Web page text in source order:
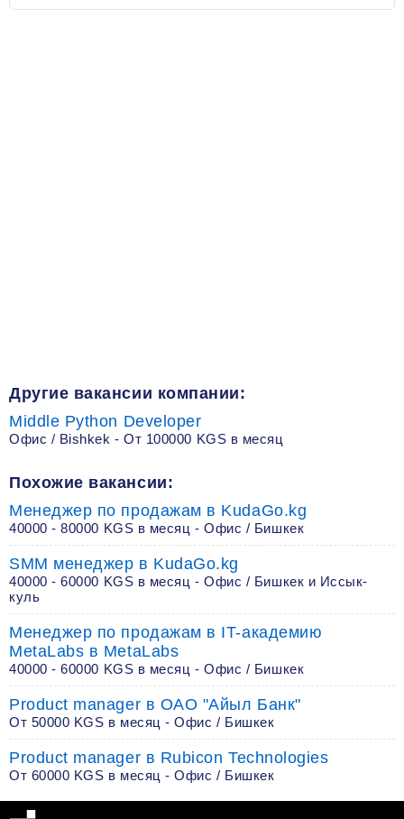
Похожие вакансии:
Менеджер по продажам в KudaGo.kg
40000 - 80000 KGS в месяц - Офис / Бишкек
SMM менеджер в KudaGo.kg
40000 - 60000 KGS в месяц - Офис / Бишкек и Иссык-
куль
Менеджер по продажам в IT-академию
MetaLabs в MetaLabs
40000 - 60000 KGS в месяц - Офис / Бишкек
Product manager в ОАО "Айыл Банк"
От 50000 KGS в месяц - Офис / Бишкек
Product manager в Rubicon Technologies
От 60000 KGS в месяц - Офис / Бишкек
Другие вакансии компании:
Middle Python Developer
Офис / Bishkek - От 100000 KGS в месяц